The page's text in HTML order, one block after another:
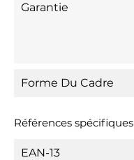
Garantie
Forme Du Cadre
Références spécifiques
EAN-13